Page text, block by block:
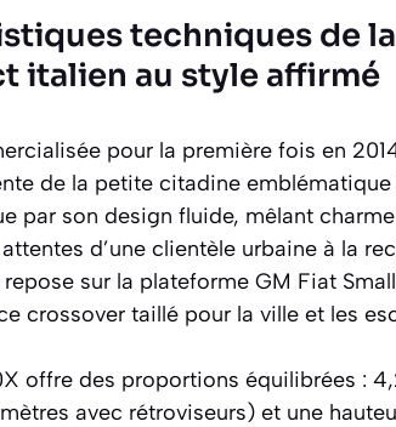
techniques de
italien au style affirmé
pour la première fois en
de la petite citadine
par son design fluide, mêlant
d’une clientèle urbaine à la
sur la plateforme GM Fiat
crossover taillé pour la ville et les
offre des proportions équilibrées :
avec rétroviseurs) et une